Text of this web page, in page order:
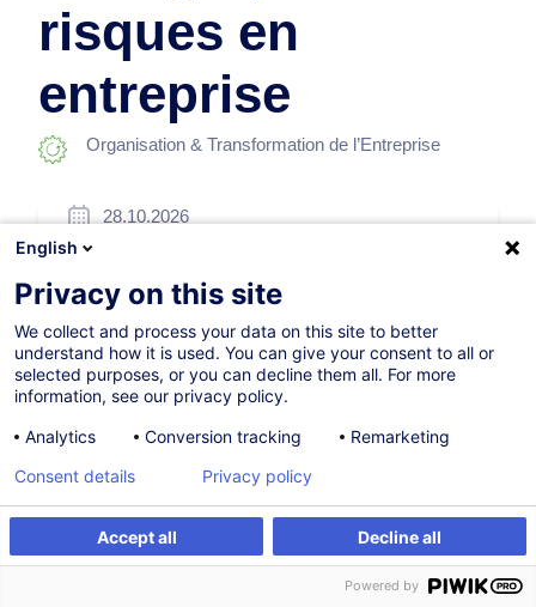
S'inscrire Formation sur mesure
risques en
entreprise
Organisation & Transformation de l’Entreprise
28.10.2026
Formation présentielle
Cours du jour
French / Français
008770
720,00EUR(+3% TVA)
S'inscrire
English
Privacy on this site
We collect and process your data on this site to better
understand how it is used. You can give your consent to all or
selected purposes, or you can decline them all. For more
information, see our privacy policy.
Analytics
Conversion tracking Remarketing
Accept all Decline all
Consent details Privacy policy
Powered by